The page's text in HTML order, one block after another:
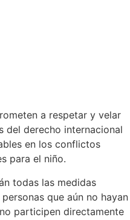
a respetar y velar
del derecho internacional
en los conflictos
para el niño.
todas las medidas
que aún no hayan
participen directamente